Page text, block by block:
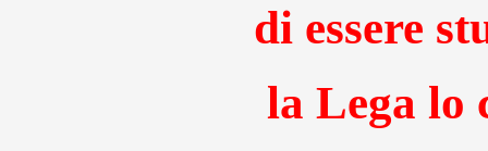
di essere
la Lega lo